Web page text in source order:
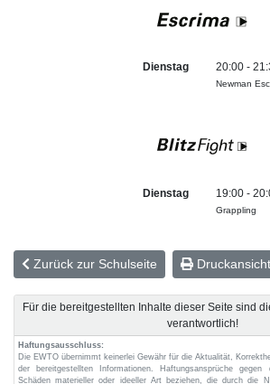
Dienstag 20:00 -
Newman
Dienstag 19:00 -
Grappling
Zurück zur Schulseite Druckansicht
Für die bereitgestellten Inhalte dieser Seite sind
verantwortlich!
Haftungsausschluss:
Die EWTO übernimmt keinerlei Gewähr für die Aktualität,
der bereitgestellten Informationen. Haftungsansprüche
Schäden materieller oder ideeller Art beziehen, die durch die